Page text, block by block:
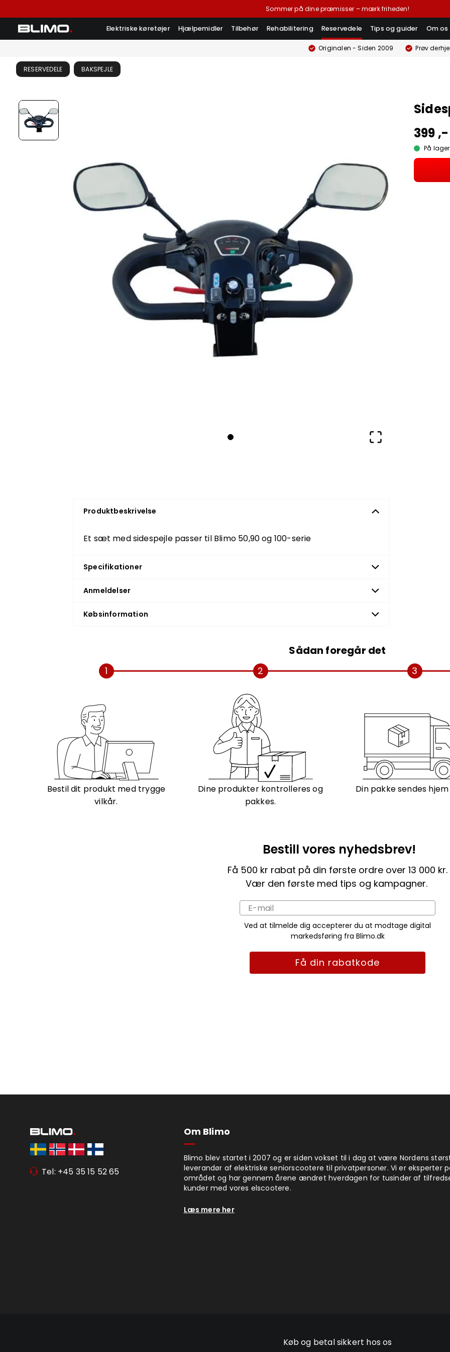
Sommer på dine præmisser – mærk friheden!
Elektriske køretøjer Hjælpemidler Tilbehør Rehabilitering Reservedele Tips og guider Om os
Originalen - Siden 2009 Prøv
RESERVEDELE BAKSPEJLE
399 ,-
På lager
Produktbeskrivelse
Et sæt med sidespejle passer til Blimo 50,90 og 100-serie
Specifikationer
Anmeldelser
Købsinformation
Sådan foregår det
1
Bestil dit produkt med trygge
vilkår.
2
Dine produkter kontrolleres og
pakkes.
3
Din pakke sendes
Bestill vores nyhedsbrev!
Få 500 kr rabat på din første ordre over 13 000 kr.
Vær den første med tips og kampagner.
Ved at tilmelde dig accepterer du at modtage digital
markedsføring fra Blimo.dk
Få din rabatkode
Tel: +45 35 15 52 65
Om Blimo
Blimo blev startet i 2007 og er siden vokset til i dag at være Nordens
leverandør af elektriske seniorscootere til privatpersoner. Vi er eksperter
området og har gennem årene ændret hverdagen for tusinder af
kunder med vores elscootere.
Læs mere her
Køb og betal sikkert hos os